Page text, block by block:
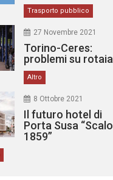
Trasporto pubblico
27 Novembre 2021
Torino-Ceres:
problemi su rotaia
Altro
8 Ottobre 2021
Il futuro hotel di
Porta Susa “Scalo
1859”